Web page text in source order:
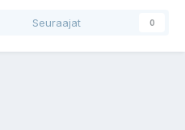
Seuraajat 0